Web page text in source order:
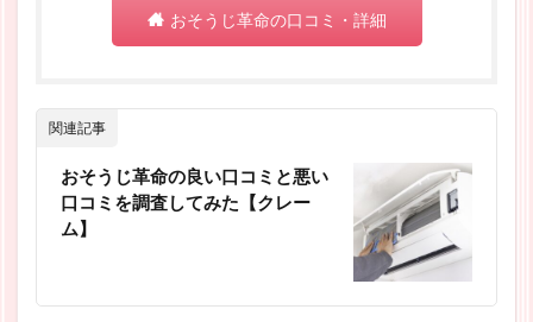
おそうじ革命の口コミ・詳細
関連記事
おそうじ革命の良い口コミと悪い
口コミを調査してみた【クレー
ム】